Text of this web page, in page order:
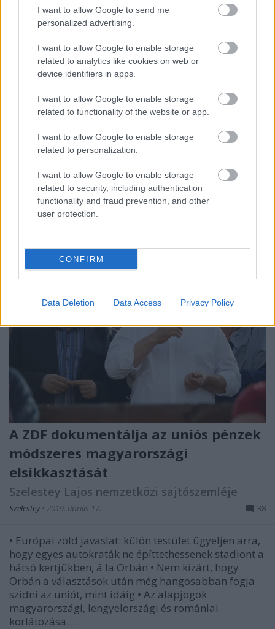
I want to allow Google to send me
personalized advertising.
I want to allow Google to enable storage
related to analytics like cookies on web or
device identifiers in apps.
I want to allow Google to enable storage
related to functionality of the website or app.
I want to allow Google to enable storage
related to personalization.
I want to allow Google to enable storage
related to security, including authentication
functionality and fraud prevention, and other
user protection.
CONFIRM
Data Deletion Data Access Privacy Policy
Weber ismét szükségét érezte, hogy
elhatárolódjon Orbántól
Nemzetközi sajtószemle
Szelestey•2019. április 18.
A Bundestag konzervatív elnöke azt gondolja, hogy
a keleti tagok aggályait. A nacionalisták
előreláthatólag jól szerepelnek az európai
választáson, csak utána kerülnek bajba, mert a belső
ellentétek miatt aligha képesek hatékonyan…
A ZDF dokumentálja az uniós pénzek
módszeres magyarországi
elsikkasztását
Szelestey Lajos nemzetközi sajtószemléje
Szelestey • 2019. április 17. 38
• Európai zöld javaslat: külön testület ügyeljen arra,
hogy egyes autokraták ne építtethessenek stadiont a
hátsó kertjükben, á la Orbán • Nem kizárt, hogy
Orbán a választások után még hangosabban fogja
szidni az uniót, mint idáig • Az alapjogok
magyarországi, lengyelországi és romániai
korlátozása…